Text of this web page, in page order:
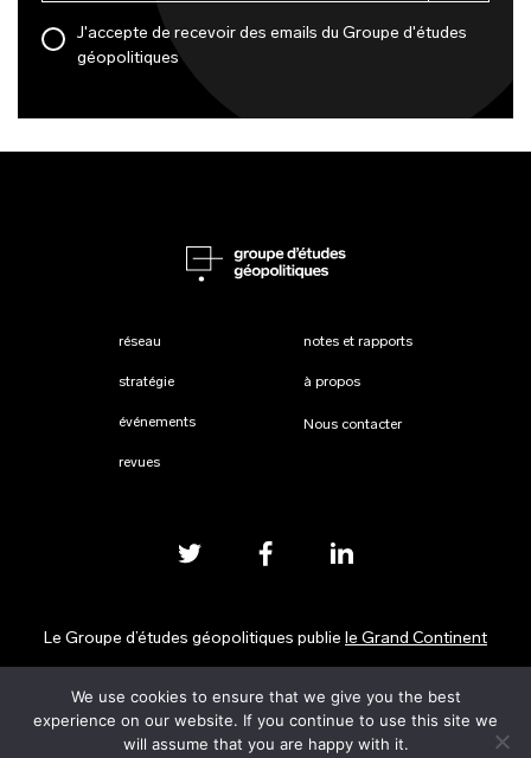
J'accepte de recevoir des emails du Groupe d'études
géopolitiques
réseau
stratégie
événements
revues
notes et rapports
à propos
Nous contacter
Le Groupe d’études géopolitiques publie le Grand Continent
Mentions légales
We use cookies to ensure that we give you the best
experience on our website. If you continue to use this site we
will assume that you are happy with it.